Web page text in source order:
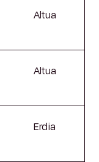
Altua
Altua
Erdia